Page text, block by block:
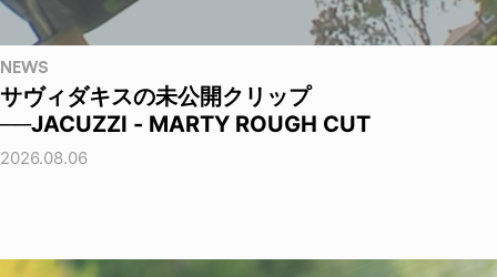
NEWS
サヴィダキスの未公開クリップ
──JACUZZI - MARTY ROUGH CUT
2026.08.06